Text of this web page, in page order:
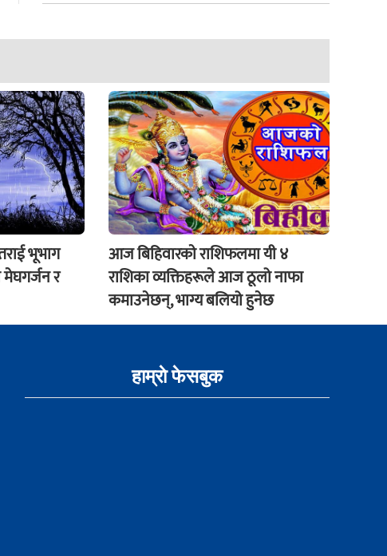
भूभाग
र
आज बिहिवारकाे राशिफलमा यी ४
राशिका व्यक्तिहरूले आज ठूलो नाफा
कमाउनेछन्, भाग्य बलियो हुनेछ
हाम्राे फेसबुक